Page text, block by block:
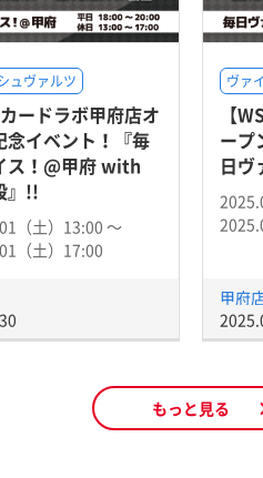
ュヴァルツ
カードラボ甲府店オ
念イベント！『毎
ス！@甲府 with
』!!
（土）13:00 〜
（土）17:00
ヴァ
【
ープ
日ヴ
甲府
もっと見る